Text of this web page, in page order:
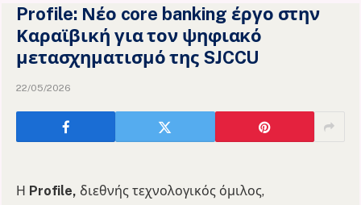
Profile: Νέο core banking έργο στην
Καραϊβική για τον ψηφιακό
μετασχηματισμό της SJCCU
22/05/2026
Η Profile, διεθνής τεχνολογικός όμιλος,